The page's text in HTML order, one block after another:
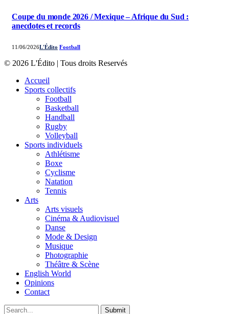
Coupe du monde 2026 / Mexique – Afrique du Sud :
anecdotes et records
11/06/2026L'Édito Football
© 2026 L'Édito | Tous droits Reservés
Accueil
Sports collectifs
Football
Basketball
Handball
Rugby
Volleyball
Sports individuels
Athlétisme
Boxe
Cyclisme
Natation
Tennis
Arts
Arts visuels
Cinéma & Audiovisuel
Danse
Mode & Design
Musique
Photographie
Théâtre & Scène
English World
Opinions
Contact
Submit